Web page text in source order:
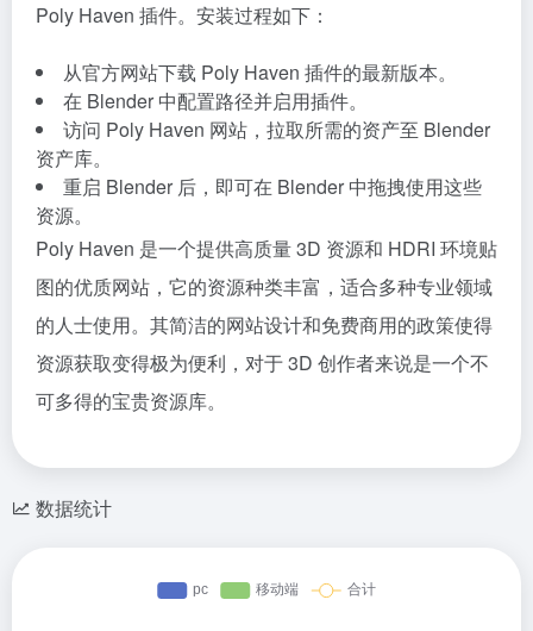
Poly Haven 插件。安装过程如下：
从官方网站下载 Poly Haven 插件的最新版本。
在 Blender 中配置路径并启用插件。
访问 Poly Haven 网站，拉取所需的资产至 Blender
资产库。
重启 Blender 后，即可在 Blender 中拖拽使用这些
资源。
Poly Haven 是一个提供高质量 3D 资源和 HDRI 环境贴
图的优质网站，它的资源种类丰富，适合多种专业领域
的人士使用。其简洁的网站设计和免费商用的政策使得
资源获取变得极为便利，对于 3D 创作者来说是一个不
可多得的宝贵资源库。
数据统计